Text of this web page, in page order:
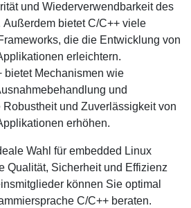
und Wiederverwendbarkeit des
bietet C/C++ viele
die die Entwicklung von
erleichtern.
bietet Mechanismen wie
und
Robustheit und Zuverlässigkeit von
erhöhen.
Wahl für embedded Linux
Qualität, Sicherheit und Effizienz
können Sie optimal
C/C++ beraten.